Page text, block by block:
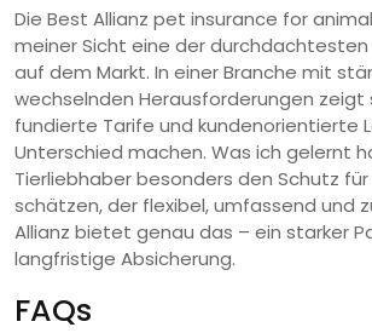
Die Best Allianz pet insurance for
meiner Sicht eine der durchdachtesten
auf dem Markt. In einer Branche mit
wechselnden Herausforderungen zeigt
fundierte Tarife und kundenorientierte
Unterschied machen. Was ich gelernt
Tierliebhaber besonders den Schutz
schätzen, der flexibel, umfassend und
Allianz bietet genau das – ein starker
langfristige Absicherung.
FAQs